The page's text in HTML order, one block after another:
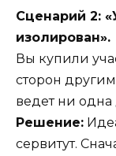
Сценарий 2:
изолирован».
Вы купили
сторон
ведет ни одна
Решение:
сервитут.